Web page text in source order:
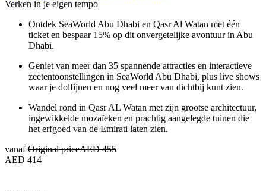
Verken in je eigen tempo
Ontdek SeaWorld Abu Dhabi en Qasr Al Watan met één
ticket en bespaar 15% op dit onvergetelijke avontuur in Abu
Dhabi.
Geniet van meer dan 35 spannende attracties en interactieve
zeetentoonstellingen in SeaWorld Abu Dhabi, plus live shows
waar je dolfijnen en nog veel meer van dichtbij kunt zien.
Wandel rond in Qasr AL Watan met zijn grootse architectuur,
ingewikkelde mozaïeken en prachtig aangelegde tuinen die
het erfgoed van de Emirati laten zien.
vanafOriginal priceAED 455
AED 414